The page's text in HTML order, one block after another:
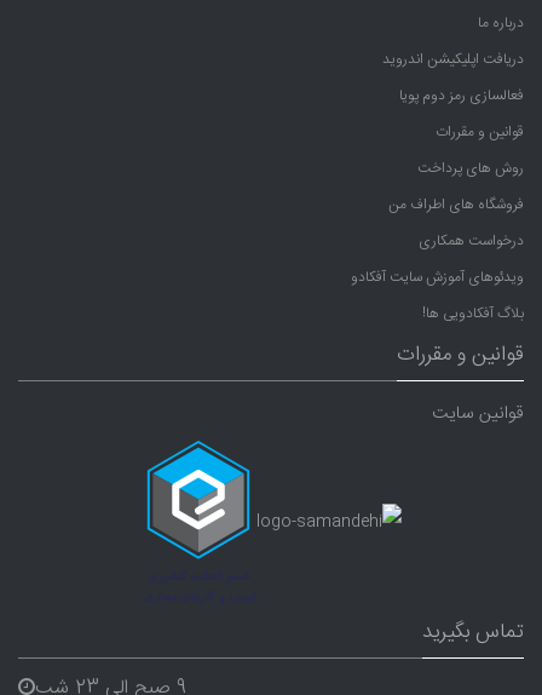
درباره ما
دریافت اپلیکیشن اندروید
فعالسازی رمز دوم پویا
قوانین و مقررات
روش های پرداخت
فروشگاه های اطراف من
درخواست همکاری
ویدئوهای آموزش سایت آفکادو
بلاگ آفکادویی ها!
قوانین و مقررات
قوانین سایت
تماس بگیرید
9 صبح الی 23 شب